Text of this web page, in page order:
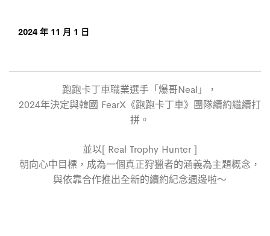
2024 年 11 月 1 日
跑跑卡丁車職業選手「爆哥Neal」，
2024年決定與韓國 FearX《跑跑卡丁車》團隊續約繼續打
拼。
並以[ Real Trophy Hunter ]
朝向心中目標，成為一個真正狩獵者的涵義為主題概念，
與依靠合作推出全新的續約紀念週邊啦～